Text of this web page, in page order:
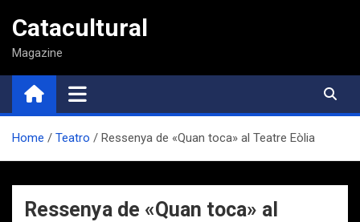
contenido
Catacultural
Magazine
Home Teatro Ressenya de «Quan toca» al Teatre Eòlia
Ressenya de «Quan toca» al